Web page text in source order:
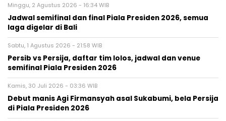
Minggu, 2 Agustus 2026 - 16:34 WIB
Jadwal semifinal dan final Piala Presiden 2026, semua
laga digelar di Bali
Sabtu, 1 Agustus 2026 - 21:58 WIB
Persib vs Persija, daftar tim lolos, jadwal dan venue
semifinal Piala Presiden 2026
Kamis, 30 Juli 2026 - 03:36 WIB
Debut manis Agi Firmansyah asal Sukabumi, bela Persija
di Piala Presiden 2026